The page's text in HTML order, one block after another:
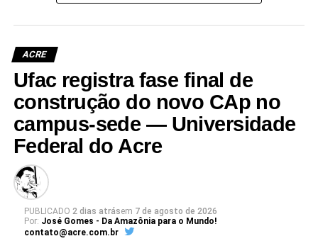
Leia Mais: UFAC
ACRE
Ufac registra fase final de
construção do novo CAp no
campus-sede — Universidade
Federal do Acre
PUBLICADO 2 dias atrásem 7 de agosto de 2026
Por: José Gomes - Da Amazônia para o Mundo!
contato@acre.com.br